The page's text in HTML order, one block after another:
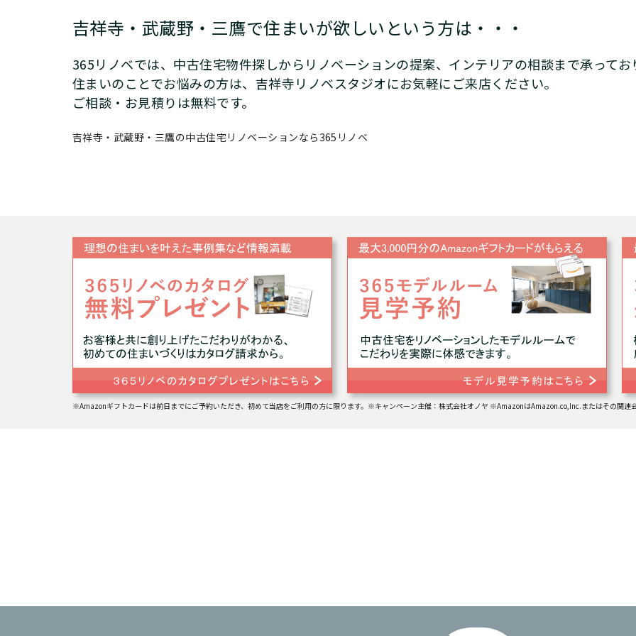
吉祥寺・武蔵野・三鷹で住まいが欲しいという方は・・・
365リノベでは、中古住宅物件探しからリノベーションの提案、インテリアの相談まで承ってお
住まいのことでお悩みの方は、吉祥寺リノベスタジオにお気軽にご来店ください。
ご相談・お見積りは無料です。
吉祥寺・武蔵野・三鷹の中古住宅リノベーションなら365リノベ
※Amazonギフトカードは前日までにご予約いただき、初めて当店をご利用の方に限ります。 ※キャンペーン主催：株式会社オノヤ ※AmazonはAmazon.co,Inc.またはその関連